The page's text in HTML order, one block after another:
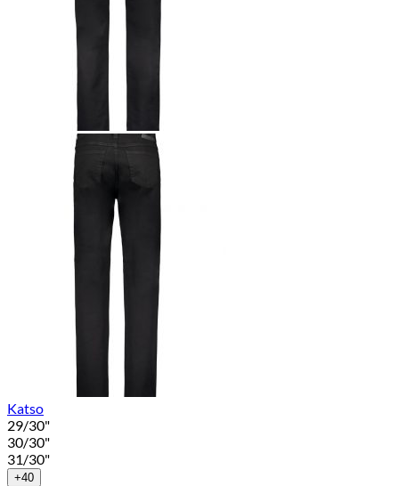
Katso
29/30"
30/30"
31/30"
+40